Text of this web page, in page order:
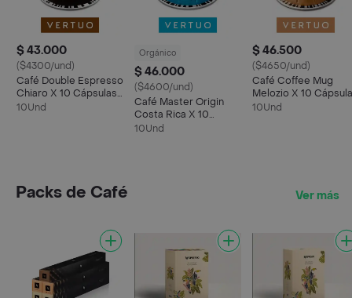
$ 43.000
($4300/und)
Café Double Espresso
Chiaro X 10 Cápsulas
Vertuo Nespresso
10Und
Orgánico
$ 46.000
($4600/und)
Café Master Origin
Costa Rica X 10
Cápsulas Vertuo
10Und
$ 46.500
($4650/und)
Café Coffee Mug
Melozio X 10
Vertuo Nespresso
10Und
Packs de Café Ver más